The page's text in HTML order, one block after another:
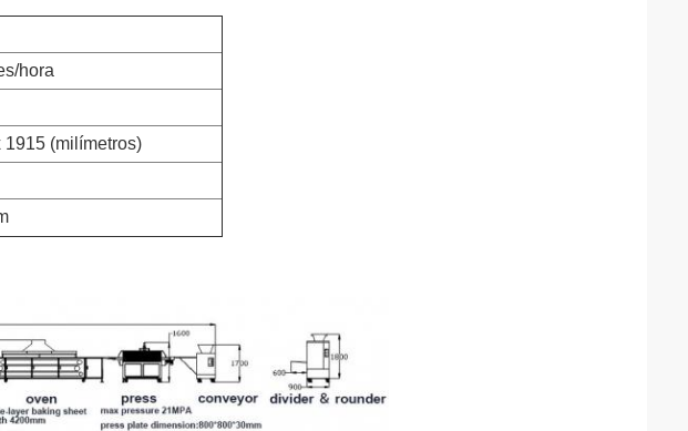
hora
1915 (milímetros)